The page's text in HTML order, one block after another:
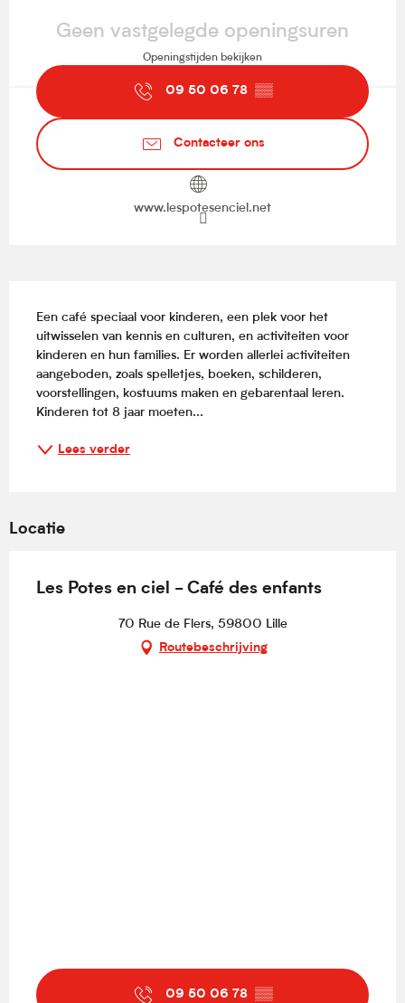
Geen vastgelegde openingsuren
Openingstijden bekijken
09 50 06 78 ▒▒
Contacteer ons
www.lespotesenciel.net
Een café speciaal voor kinderen, een plek voor het
uitwisselen van kennis en culturen, en activiteiten voor
kinderen en hun families. Er worden allerlei activiteiten
aangeboden, zoals spelletjes, boeken, schilderen,
voorstellingen, kostuums maken en gebarentaal leren.
Kinderen tot 8 jaar moeten...
Lees verder
Locatie
Les Potes en ciel - Café des enfants
70 Rue de Flers, 59800 Lille
Routebeschrijving
09 50 06 78 ▒▒